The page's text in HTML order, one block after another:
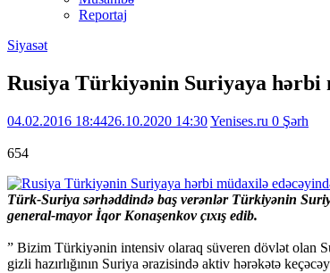
Reportaj
Siyasət
Rusiya Türkiyənin Suriyaya hərbi
04.02.2016 18:4426.10.2020 14:30Yenises.ru 0 Şərh
654
Türk-Suriya sərhəddində baş verənlər Türkiyənin
general-mayor İqor Konaşenkov çıxış edib.
” Bizim Türkiyənin intensiv olaraq süveren dövlət olan
gizli hazırlığının Suriya ərazisində aktiv hərəkətə